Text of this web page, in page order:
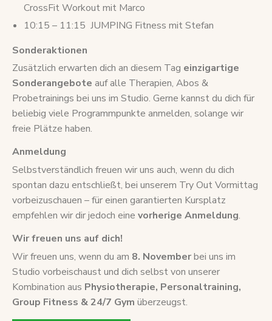
CrossFit Workout mit Marco
10:15 – 11:15 JUMPING Fitness mit Stefan
Sonderaktionen
Zusätzlich erwarten dich an diesem Tag einzigartige
Sonderangebote auf alle Therapien, Abos &
Probetrainings bei uns im Studio. Gerne kannst du dich für
beliebig viele Programmpunkte anmelden, solange wir
freie Plätze haben.
Anmeldung
Selbstverständlich freuen wir uns auch, wenn du dich
spontan dazu entschließt, bei unserem Try Out Vormittag
vorbeizuschauen – für einen garantierten Kursplatz
empfehlen wir dir jedoch eine vorherige Anmeldung.
Wir freuen uns auf dich!
Wir freuen uns, wenn du am 8. Novemberbei uns im
Studio vorbeischaust und dich selbst von unserer
Kombination aus Physiotherapie, Personaltraining,
Group Fitness & 24/7 Gym überzeugst.